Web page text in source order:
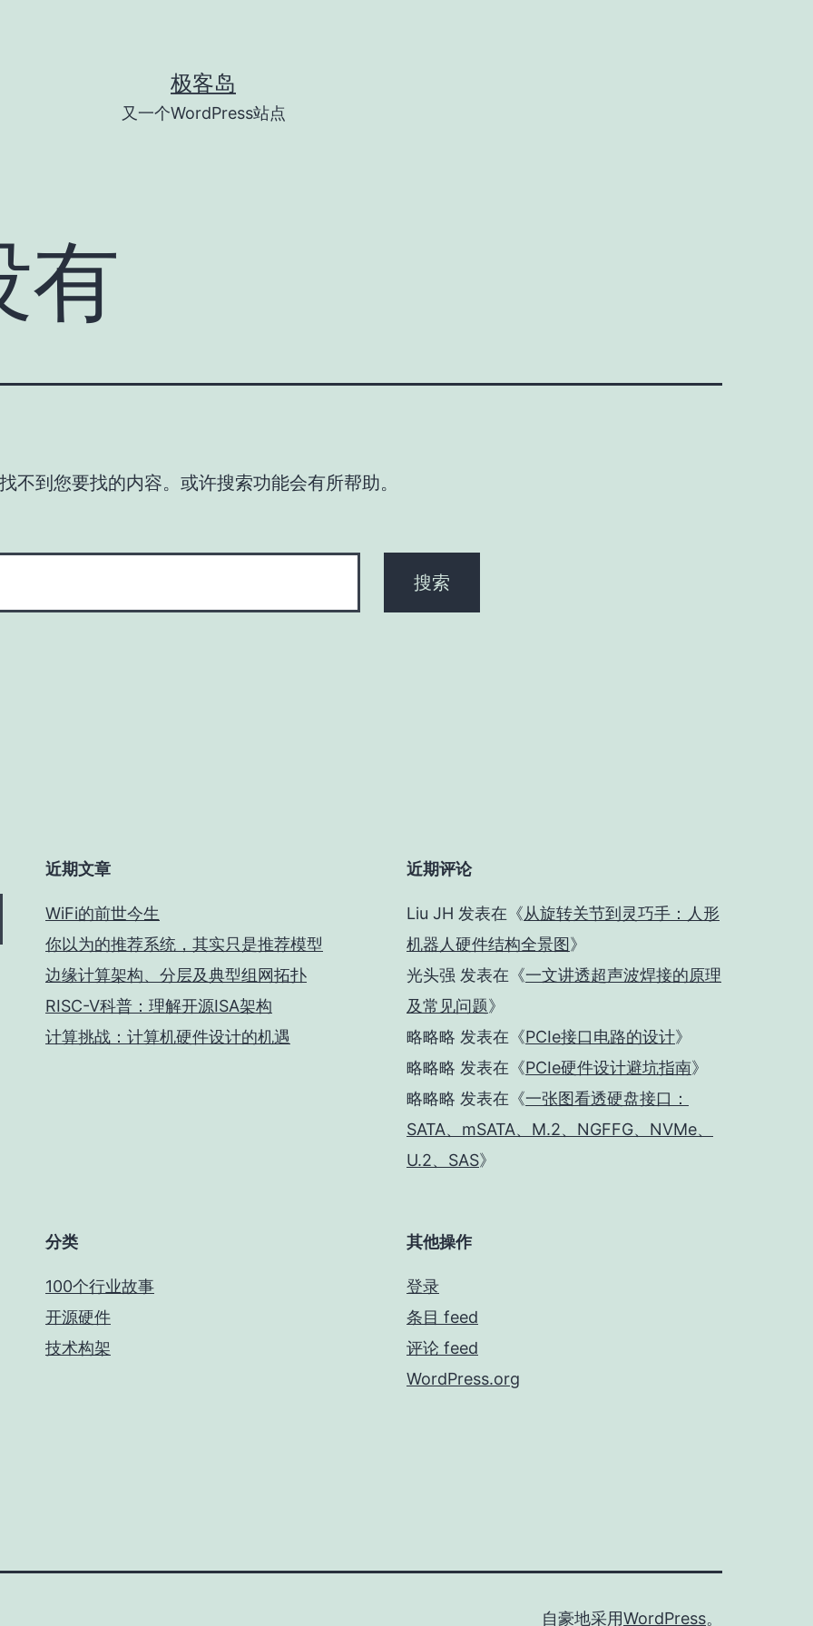
极客岛
又一个WordPress站点
有
不到您要找的内容。或许搜索功能会有所帮助。
近期文章
WiFi的前世今生
你以为的推荐系统，其实只是推荐模型
边缘计算架构、分层及典型组网拓扑
RISC-V科普：理解开源ISA架构
计算挑战：计算机硬件设计的机遇
近期评论
Liu JH 发表在《从旋转关节到灵巧手：人形
机器人硬件结构全景图》
光头强 发表在《一文讲透超声波焊接的原理
及常见问题》
略略略 发表在《PCIe接口电路的设计》
略略略 发表在《PCIe硬件设计避坑指南》
略略略 发表在《一张图看透硬盘接口：
SATA、mSATA、M.2、NGFFG、NVMe、
U.2、SAS》
分类
100个行业故事
开源硬件
技术构架
其他操作
登录
条目 feed
评论 feed
WordPress.org
自豪地采用WordPress。